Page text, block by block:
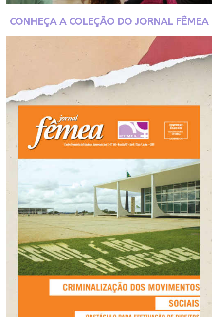
CONHEÇA A COLEÇÃO DO JORNAL FÊMEA